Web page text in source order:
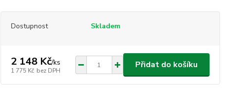
Dostupnost Skladem
2 148 Kč/ks
1 775 Kč bez DPH
Přidat do košíku